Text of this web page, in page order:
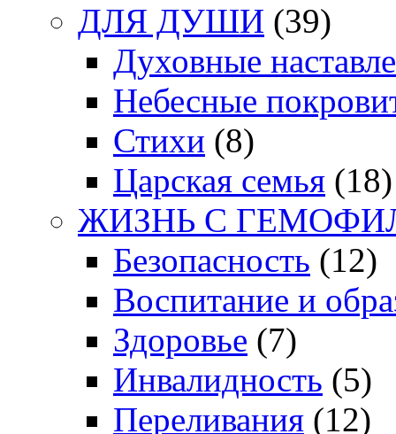
ДЛЯ ДУШИ (39)
Духовные
Небесные
Стихи (8)
Царская семья (18)
ЖИЗНЬ С
Безопасность (12)
Воспитание и
Здоровье (7)
Инвалидность (5)
Переливания (12)